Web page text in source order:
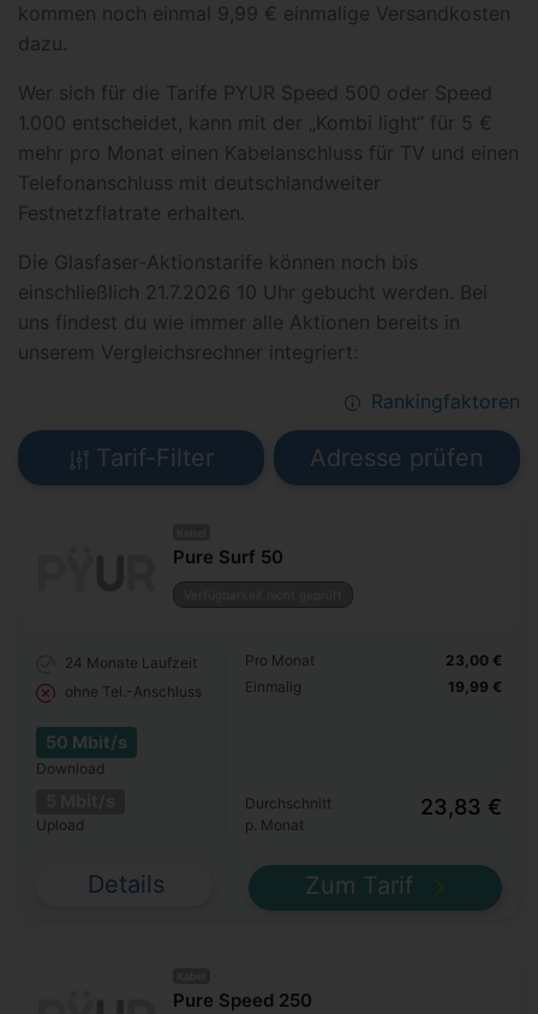
kommen noch einmal 9,99 € einmalige Versandkosten
dazu.
Wer sich für die Tarife PYUR Speed 500 oder Speed
1.000 entscheidet, kann mit der „Kombi light“ für 5 €
mehr pro Monat einen Kabelanschluss für TV und einen
Telefonanschluss mit deutschlandweiter
Festnetzflatrate erhalten.
Die Glasfaser-Aktionstarife können noch bis
einschließlich 21.7.2026 10 Uhr gebucht werden. Bei
uns findest du wie immer alle Aktionen bereits in
unserem Vergleichsrechner integriert:
Rankingfaktoren
Tarif-Filter Adresse prüfen
Pure Surf 50
24 Monate Laufzeit
ohne Tel.-Anschluss
50 Mbit/s
Download
Upload
Pro Monat
Einmalig
23,00 €
19,99 €
Durchschnitt
p. Monat
23,83 €
Details Zum Tarif
Pure Speed 250